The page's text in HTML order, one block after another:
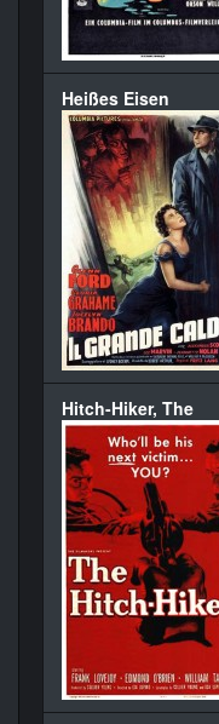
Heißes Eisen
Hitch-Hiker, The